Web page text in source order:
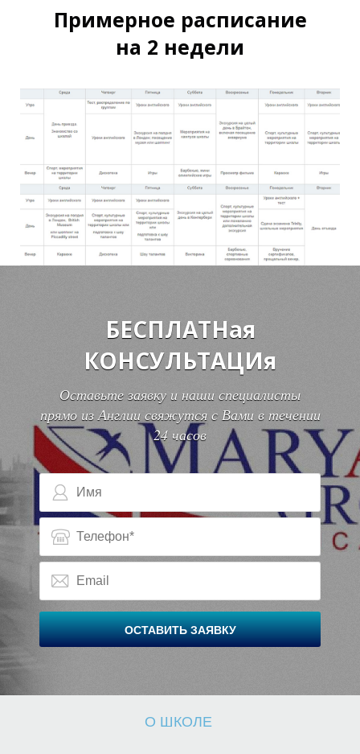
И
Д
Примерное расписание
на 2 недели
БЕСПЛАТНая
КОНСУЛЬТАЦИя
Оставьте заявку и наши специалисты
прямо из Англии свяжутся с Вами в течении
24 часов
ОСТАВИТЬ ЗАЯВКУ
О ШКОЛЕ
И
Д